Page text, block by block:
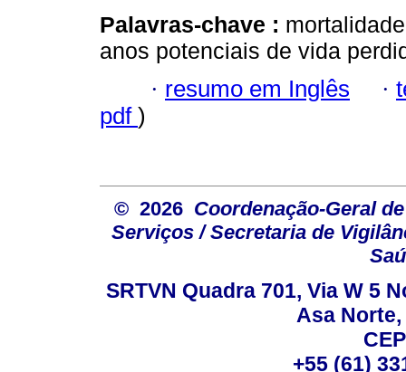
Palavras-chave :
anos potenciais de vida
· resumo em Inglês ·
pdf )
© 2026 Coordenação-Geral
Serviços / Secretaria de
SRTVN Quadra 701, Via W 5
Asa
+55 (61)